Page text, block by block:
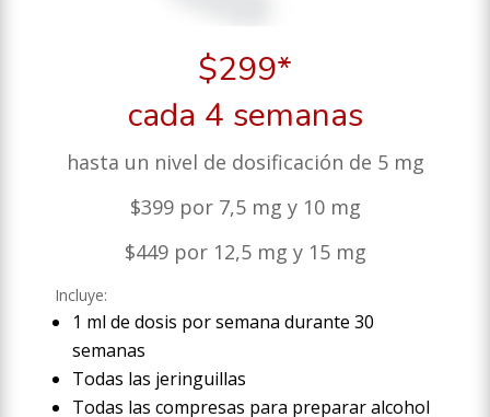
$299*
cada 4 semanas
hasta un nivel de dosificación de 5 mg
$399 por 7,5 mg y 10 mg
$449 por 12,5 mg y 15 mg
Incluye:
1 ml de dosis por semana durante 30
semanas
Todas las jeringuillas
Todas las compresas para preparar alcohol